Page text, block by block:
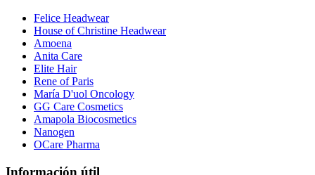
Felice Headwear
House of Christine Headwear
Amoena
Anita Care
Elite Hair
Rene of Paris
María D'uol Oncology
GG Care Cosmetics
Amapola Biocosmetics
Nanogen
OCare Pharma
Información útil